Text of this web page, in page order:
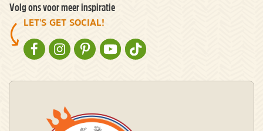
Volg ons voor meer inspiratie
LET'S GET SOCIAL!
NATURESCANNER OP FACEBOOK
NATURESCANNER OP INSTAGRAM
NATURESCANNER OP PINTEREST
NATURESCANNER OP YOUTUBE
NATURESCANNER OP TIKTOK